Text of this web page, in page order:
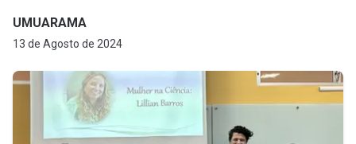
UMUARAMA
13 de Agosto de 2024